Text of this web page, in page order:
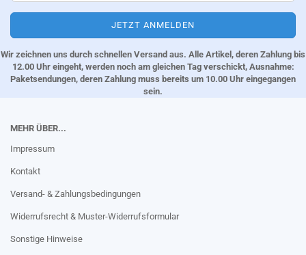
Wir zeichnen uns durch schnellen Versand aus. Alle Artikel, deren Zahlung bis
12.00 Uhr eingeht, werden noch am gleichen Tag verschickt, Ausnahme:
Paketsendungen, deren Zahlung muss bereits um 10.00 Uhr eingegangen
sein.
MEHR ÜBER...
Impressum
Kontakt
Versand- & Zahlungsbedingungen
Widerrufsrecht & Muster-Widerrufsformular
Sonstige Hinweise